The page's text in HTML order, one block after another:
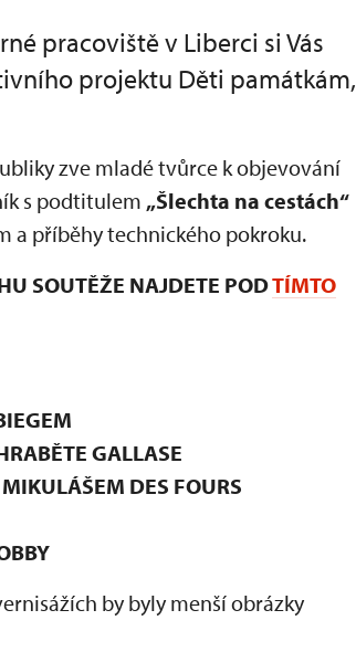
pracoviště v Liberci si Vás
projektu Děti památkám,
zve mladé tvůrce k objevování
s podtitulem „Šlechta na cestách“
a příběhy technického pokroku.
SOUTĚŽE NAJDETE PODTÍMTO
GALLASE
DES FOURS
by byly menší obrázky